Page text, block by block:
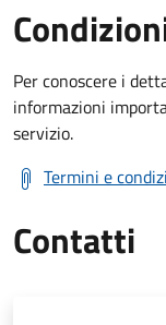
Per conoscere i
informazioni
servizio.
Termini e
Contatti